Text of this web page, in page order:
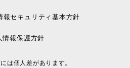
報セキュリティ基本方針
情報保護方針
は個人差があります。